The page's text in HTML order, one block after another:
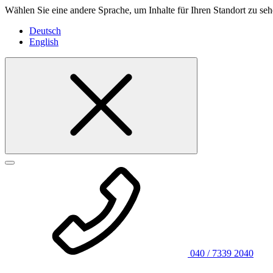
Wählen Sie eine andere Sprache, um Inhalte für Ihren Standort zu
Deutsch
English
040 / 7339 2040